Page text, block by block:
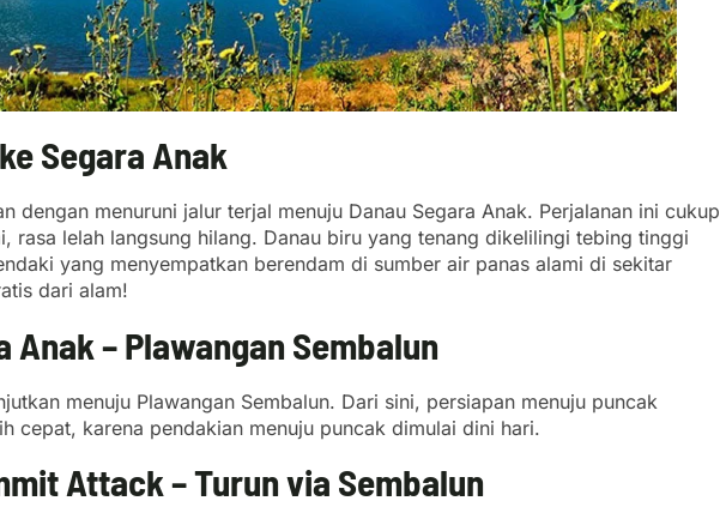
Segara Anak
dengan menuruni jalur terjal menuju Danau Segara Anak. Perjalanan ini cukup
rasa lelah langsung hilang. Danau biru yang tenang dikelilingi tebing tinggi
yang menyempatkan berendam di sumber air panas alami di sekitar
dari alam!
Anak – Plawangan Sembalun
menuju Plawangan Sembalun. Dari sini, persiapan menuju puncak
cepat, karena pendakian menuju puncak dimulai dini hari.
Attack – Turun via Sembalun